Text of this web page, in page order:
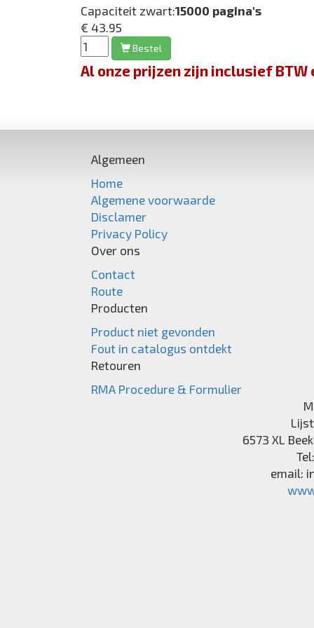
Capaciteit zwart:15000 pagina's
€ 43.95
Bestel
Al onze prijzen zijn inclusief
Algemeen
Home
Algemene voorwaarde
Disclamer
Privacy Policy
Over ons
Contact
Route
Producten
Product niet gevonden
Fout in catalogus ontdekt
Retouren
RMA Procedure & Formulier
6573 XL
email: